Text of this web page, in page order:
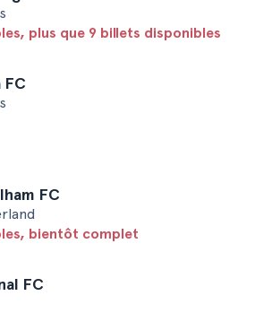
plus que 9 billets disponibles
FC
FC
bientôt complet
FC